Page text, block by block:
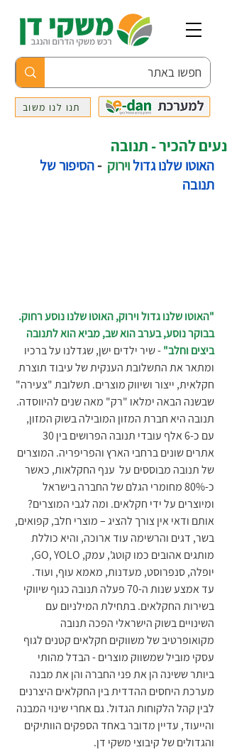
תנו לנו משוב
נעים להכיר - תנובה
האוטו שלנו גדולוירוק
  -
הסיפור של
תנובה
"האוטו שלנו גדול וירוק, האוטו שלנו נוסע רחוק.
בבוקר נוסע, בערב הוא שב, מביא הוא לתנובה
ביצים וחלב"- שיר ילדים ישן, שגדלנו על ברכיו
ומתאר את התשלובת הענקית של עיבוד תוצרת
חקלאית, ייצור ושיווק מוצרים. תשלובת "צעירה"
שבשנה הבאה ימלאו "רק" מאה שנים להיווסדה.
תנובה היא חברת המזון המובילה בשוק המזון,
אתרים שונים ברחבי הארץ והפריפריה. המוצרים
של תנובה מבוססים על  ענף החקלאות, כאשר
כ-80% מחומרי הגלם של החברה בישראל
ומיוצרים על ידי חקלאים. ומה לגבי המוצרים?
אותם ודאי אין צורך להציג – מוצרי חלב, קפואים,
בשר, דגים והרשימה עוד ארוכה, והיא כוללת
מותגים אהובים כמו קוטג', עמק, GO, YOLO,
יופלה, סנפרוסט, מעדנות, מאמא עוף, ועוד.
עד אמצע שנות ה-70 פעלה תנובה כגוף שיווקי
בשירות החקלאים. בתחילת המילניום עם
השינויים בשוק הישראלי הפכה תנובה
מקואופרטיב של משווקים חקלאים קטנים לגוף
עסקי מוביל שמשווק מוצרים - הבדל מהותי
ביותר ששינה הן את פני החברה והן את מבנה
מערכת היחסים ההדדית בין החקלאים היצרנים
לבין קהל הלקוחות הגדול. גם אחרי שינוי המבנה
והייעוד, עדיין מדובר באחד הספקים הוותיקים
והגדולים של קיבוצי משקי דן.